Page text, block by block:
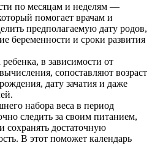
по месяцам и неделям —
помогает врачам и
предполагаемую дату родов,
беременности и сроки развития
в зависимости от
сопоставляют возраст
дату зачатия и даже
набора веса в период
следить за своим питанием,
сохранять достаточную
В этот поможет календарь